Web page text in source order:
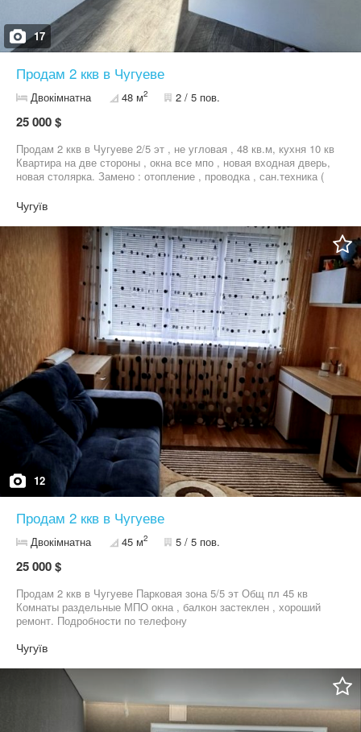
17
Продам 2 ккв в Чугуеве
Двокімнатна 48 м2 2 / 5 пов.
25 000 $
Продам 2 ккв в Чугуеве 2/5 эт , не угловая , 48 кв.м, кухня 10 кв
Квартира на две стороны , окна все мпо , новая входная дверь,
новая столярка. Замено : отопление , проводка , сан.техника (
Стены отштукатурены и выровнены , поклеены хорошие обои .
Сан узел в плитке , оставлен доступ к стояку / счетчику .
Счетчики на все ( газ / свет / вода ) Осталось натянуть потолок .
Звоните
Чугуїв
12
Продам 2 ккв в Чугуеве
Двокімнатна 45 м2 5 / 5 пов.
25 000 $
Продам 2 ккв в Чугуеве Парковая зона 5/5 эт Общ пл 45 кв
Комнаты раздельные МПО окна , балкон застеклен , хороший
ремонт. Подробности по телефону
Чугуїв